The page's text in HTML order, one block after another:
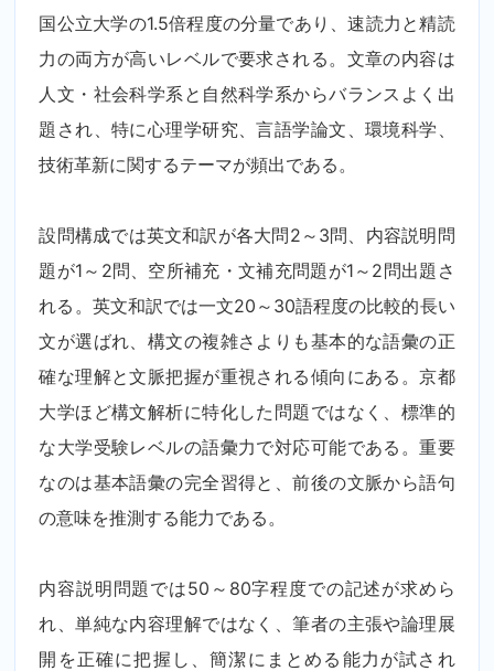
国公立大学の1.5倍程度の分量であり、速読力と精読
力の両方が高いレベルで要求される。文章の内容は
人文・社会科学系と自然科学系からバランスよく出
題され、特に心理学研究、言語学論文、環境科学、
技術革新に関するテーマが頻出である。
設問構成では英文和訳が各大問2～3問、内容説明問
題が1～2問、空所補充・文補充問題が1～2問出題さ
れる。英文和訳では一文20～30語程度の比較的長い
文が選ばれ、構文の複雑さよりも基本的な語彙の正
確な理解と文脈把握が重視される傾向にある。京都
大学ほど構文解析に特化した問題ではなく、標準的
な大学受験レベルの語彙力で対応可能である。重要
なのは基本語彙の完全習得と、前後の文脈から語句
の意味を推測する能力である。
内容説明問題では50～80字程度での記述が求めら
れ、単純な内容理解ではなく、筆者の主張や論理展
開を正確に把握し、簡潔にまとめる能力が試され